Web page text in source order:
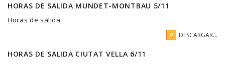
HORAS DE SALIDA MUNDET-MONTBAU 5/11
Horas de salida
DESCARGAR...
HORAS DE SALIDA CIUTAT VELLA 6/11